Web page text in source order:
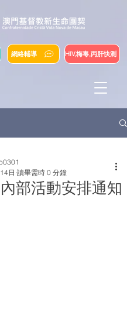
網絡輔導 HIV,梅毒,丙肝快測
部活動安排通知
日 讀畢需時 0 分鐘